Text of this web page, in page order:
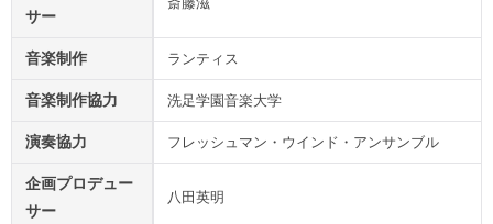
サー
音楽制作 ランティス
音楽制作協力 洗足学園音楽大学
演奏協力 フレッシュマン・ウインド・アンサンブル
企画プロデュー
サー
八田英明